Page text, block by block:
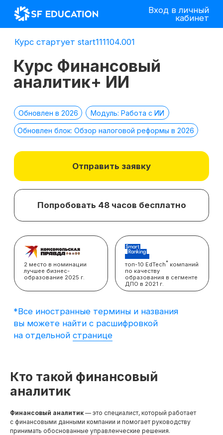
Вход в личный
кабинет
Обновлен в 2026 Модуль: Работа с ИИ
Курс Финансовый
аналитик+ ИИ
Отправить заявку
топ-10 EdTech компаний
ДПО в 2021 г.
2 место в номинации
лучшее бизнес-
*Все иностранные термины и названия
на отдельной
Курс стартует start111104.001
Кто такой финансовый
аналитик
Финансовый аналитик — это специалист, который работает
с финансовыми данными компании и помогает руководству
принимать обоснованные управленческие решения.